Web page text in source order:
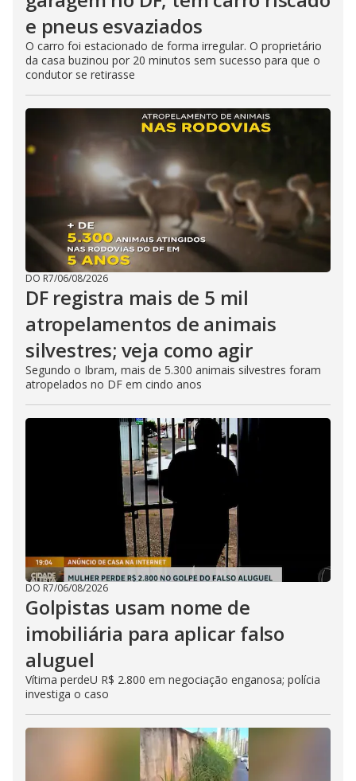
e pneus esvaziados
O carro foi estacionado de forma irregular. O proprietário
da casa buzinou por 20 minutos sem sucesso para que o
condutor se retirasse
DO R7/06/08/2026
DF registra mais de 5 mil
atropelamentos de animais
silvestres; veja como agir
Segundo o Ibram, mais de 5.300 animais silvestres foram
atropelados no DF em cindo anos
DO R7/06/08/2026
Golpistas usam nome de
imobiliária para aplicar falso
aluguel
Vítima perdeU R$ 2.800 em negociação enganosa; polícia
investiga o caso